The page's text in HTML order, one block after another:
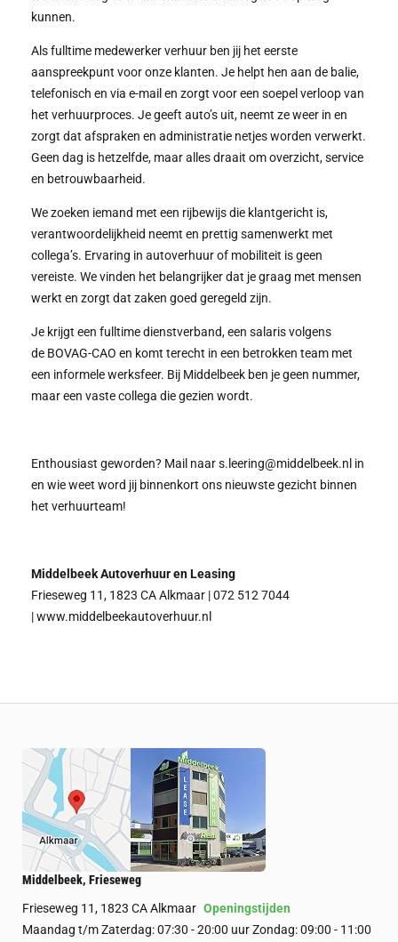
kunnen.
Als fulltime medewerker verhuur ben jij het eerste
aanspreekpunt voor onze klanten. Je helpt hen aan de balie,
telefonisch en via e-mail en zorgt voor een soepel verloop van
het verhuurproces. Je geeft auto’s uit, neemt ze weer in en
zorgt dat afspraken en administratie netjes worden verwerkt.
Geen dag is hetzelfde, maar alles draait om overzicht, service
en betrouwbaarheid.
We zoeken iemand met een rijbewijs die klantgericht is,
verantwoordelijkheid neemt en prettig samenwerkt met
collega’s. Ervaring in autoverhuur of mobiliteit is geen
vereiste. We vinden het belangrijker dat je graag met mensen
werkt en zorgt dat zaken goed geregeld zijn.
Je krijgt een fulltime dienstverband, een salaris volgens
de BOVAG-CAO en komt terecht in een betrokken team met
een informele werksfeer. Bij Middelbeek ben je geen nummer,
maar een vaste collega die gezien wordt.
Enthousiast geworden? Mail naars.leering@middelbeek.nl in
en wie weet word jij binnenkort ons nieuwste gezicht binnen
het verhuurteam!
Middelbeek Autoverhuur en Leasing
Frieseweg 11, 1823 CA Alkmaar | 072 512 7044
|www.middelbeekautoverhuur.nl
Middelbeek, Frieseweg
Frieseweg 11, 1823 CA Alkmaar Openingstijden
Maandag t/m Zaterdag: 07:30 - 20:00 uur Zondag: 09:00 - 11:00